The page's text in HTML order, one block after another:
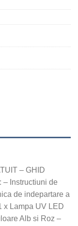
– GHID
– Instructiuni de
de indepartare a
x Lampa UV LED
Alb si Roz –